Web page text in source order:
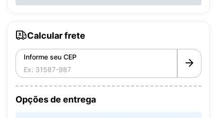
Calcular frete
Informe seu CEP
Opções de entrega